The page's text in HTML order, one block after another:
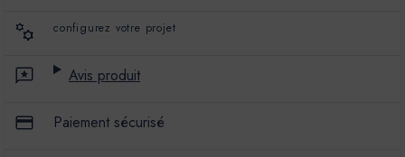
configurez votre projet
Avis produit
Paiement sécurisé